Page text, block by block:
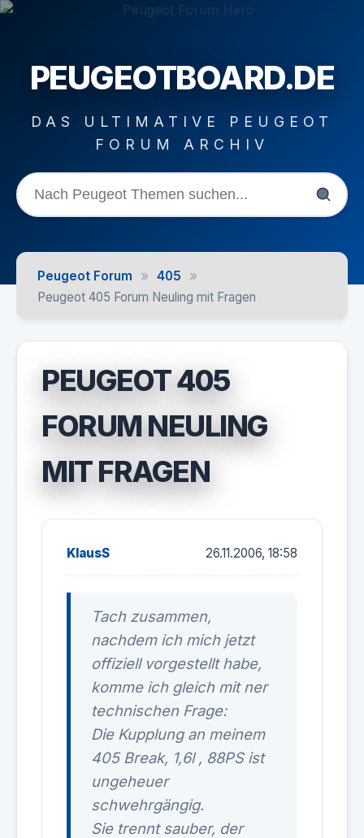
PEUGEOTBOARD.DE
DAS ULTIMATIVE PEUGEOT
FORUM ARCHIV
Peugeot Forum » 405 »
Peugeot 405 Forum Neuling mit Fragen
PEUGEOT 405
FORUM NEULING
MIT FRAGEN
KlausS 26.11.2006, 18:58
Tach zusammen,
nachdem ich mich jetzt
offiziell vorgestellt habe,
komme ich gleich mit ner
technischen Frage:
Die Kupplung an meinem
405 Break, 1,6l , 88PS ist
ungeheuer
schwehrgängig.
Sie trennt sauber, der